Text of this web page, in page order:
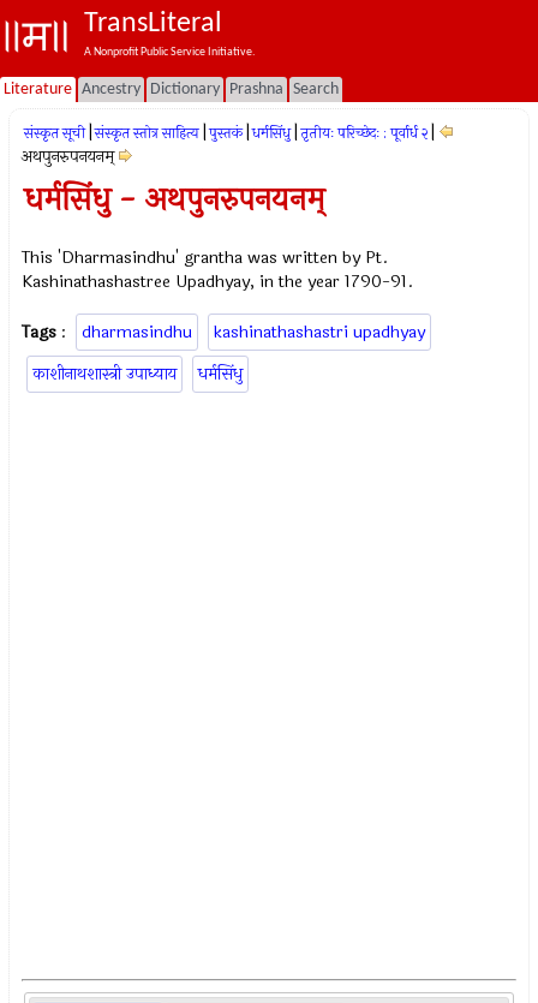
TransLiteral
A Nonprofit Public Service Initiative.
Literature Ancestry Dictionary Prashna Search
संस्कृत सूची संस्कृत स्तोत्र साहित्य पुस्तकं धर्मसिंधु तृतीयः परिच्छेदः : पूर्वार्ध २
अथपुनरुपनयनम्
धर्मसिंधु - अथपुनरुपनयनम्
This 'Dharmasindhu' grantha was written by Pt.
Kashinathashastree Upadhyay, in the year 1790-91.
Tags : dharmasindhu
kashinathashastri upadhyay
काशीनाथशास्त्री उपाध्याय
धर्मसिंधु